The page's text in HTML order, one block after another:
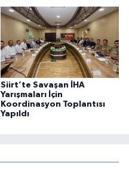
Siirt’te Savaşan İHA
Yarışmaları İçin
Koordinasyon Toplantısı
Yapıldı